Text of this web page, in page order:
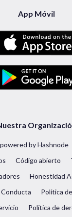
App Móvil
by Hashnode
Código abierto
Honestidad
Política
Política de